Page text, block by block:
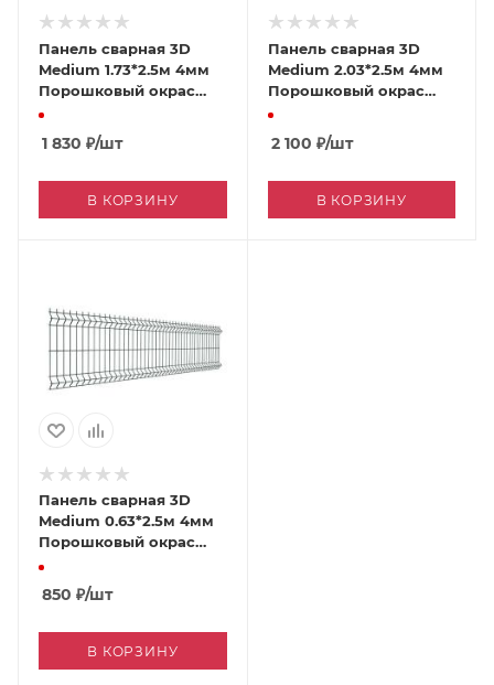
Панель сварная 3D
Medium 1.73*2.5м 4мм
Порошковый окрас
Grand Line
1 830 ₽/шт
В КОРЗИНУ
Панель сварная 3D
Medium 2.03*2.5м 4мм
Порошковый окрас
Grand Line
2 100 ₽/шт
В КОРЗИНУ
Панель сварная 3D
Medium 0.63*2.5м 4мм
Порошковый окрас
Grand Line
850 ₽/шт
В КОРЗИНУ